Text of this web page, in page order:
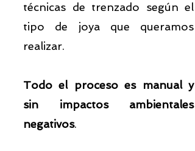
técnicas de trenzado según el
tipo de joya que queramos
realizar.
Todo el proceso es manual y
sin impactos ambientales
negativos.